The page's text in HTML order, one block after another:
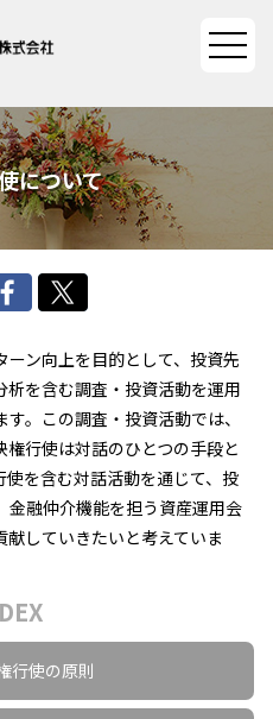
て
について
ン向上を目的として、投資先
を含む調査・投資活動を運用
。この調査・投資活動では、
行使は対話のひとつの手段と
を含む対話活動を通じて、投
金融仲介機能を担う資産運用会
していきたいと考えていま
行使の原則